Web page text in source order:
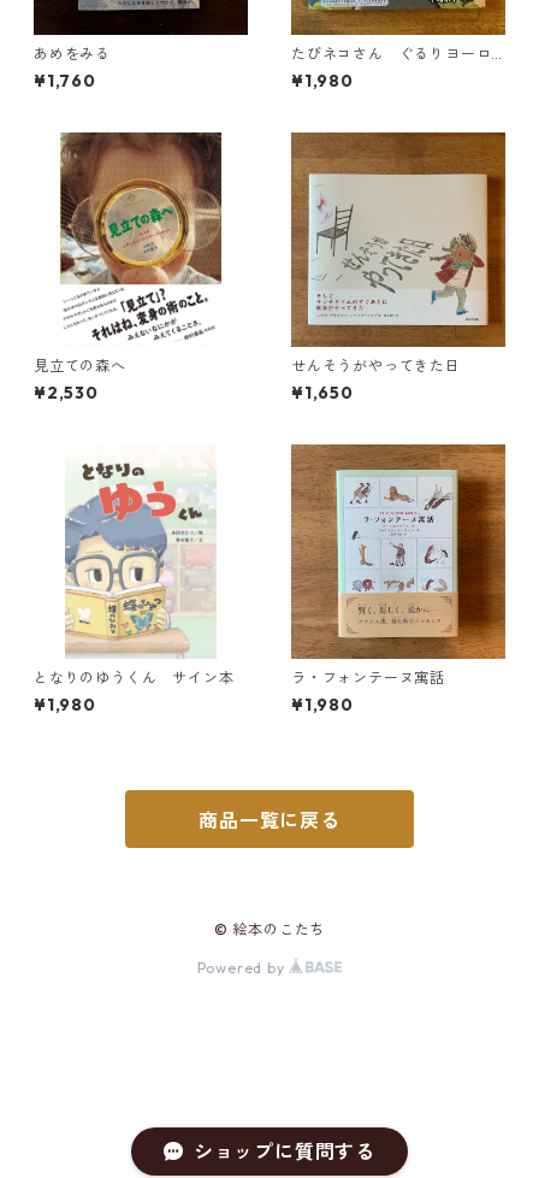
ショップに質問する
あめをみる
¥1,760
たびネコさん ぐるりヨーロ
ッパ街歩き
¥1,980
見立ての森へ
¥2,530
せんそうがやってきた日
¥1,650
となりのゆうくん サイン本
¥1,980
ラ・フォンテーヌ寓話
¥1,980
商品一覧に戻る
© 絵本のこたち
Powered by